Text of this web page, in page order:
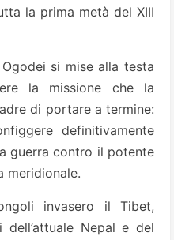
la prima metà del XIII
si mise alla testa
la missione che la
di portare a termine:
definitivamente
guerra contro il potente
meridionale.
invasero il Tibet,
Nepal e del